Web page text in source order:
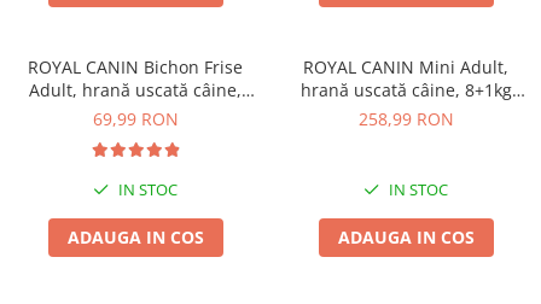
ROYAL CANIN Bichon Frise
Adult, hrană uscată câine,
1,5kg
69,99 RON
IN STOC
ADAUGA IN COS
ROYAL CANIN Mini Adult,
hrană uscată câine, 8+1kg
CADOU
258,99 RON
IN STOC
ADAUGA IN COS